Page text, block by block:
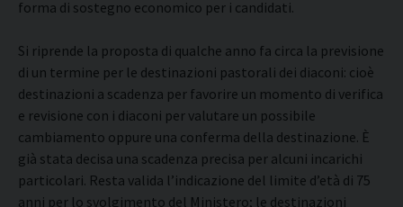
forma di sostegno economico per i candidati.
Si riprende la proposta di qualche anno fa circa la previsione
di un termine per le destinazioni pastorali dei diaconi: cioè
destinazioni a scadenza per favorire un momento di verifica
e revisione con i diaconi per valutare un possibile
cambiamento oppure una conferma della destinazione. È
già stata decisa una scadenza precisa per alcuni incarichi
particolari. Resta valida l’indicazione del limite d’età di 75
anni per lo svolgimento del Ministero; le destinazioni